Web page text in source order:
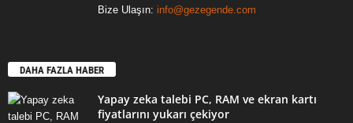
Bize Ulaşın: info@gezegende.com
DAHA FAZLA HABER
Yapay zeka talebi PC, RAM ve ekran kartı
fiyatlarını yukarı çekiyor